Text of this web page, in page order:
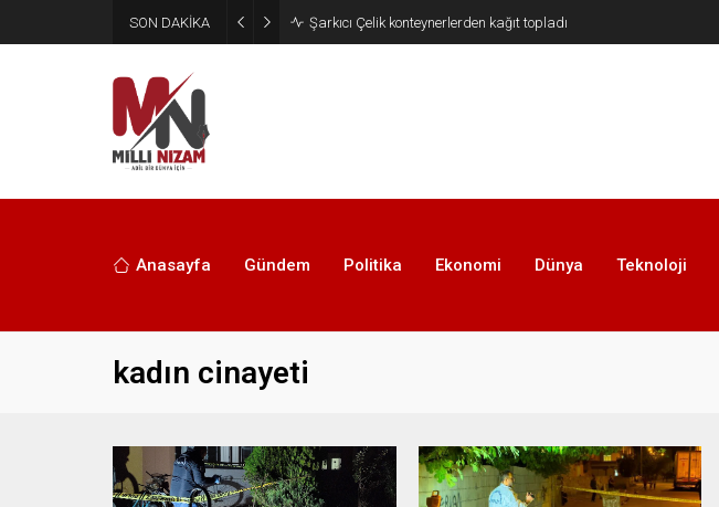
SON DAKİKA İran 2 ülkeyi birden vurdu
Anasayfa Gündem Politika Ekonomi Dünya Teknoloji
kadın cinayeti